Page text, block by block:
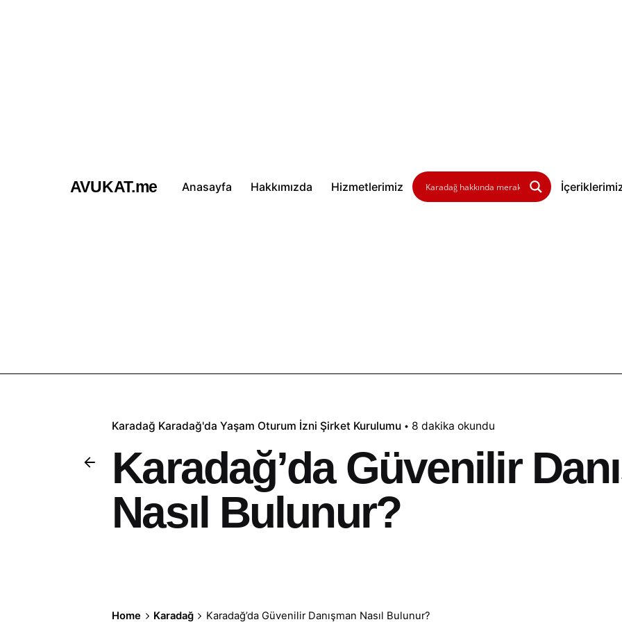
AVUKAT.me Anasayfa Hakkımızda Hizmetlerimiz
Karadağ Karadağ'da Yaşam Oturum İzni Şirket Kurulumu 8 dakika okundu
Karadağ’da Güvenilir
Nasıl Bulunur?
Home Karadağ Karadağ’da Güvenilir Danışman Nasıl Bulunur?